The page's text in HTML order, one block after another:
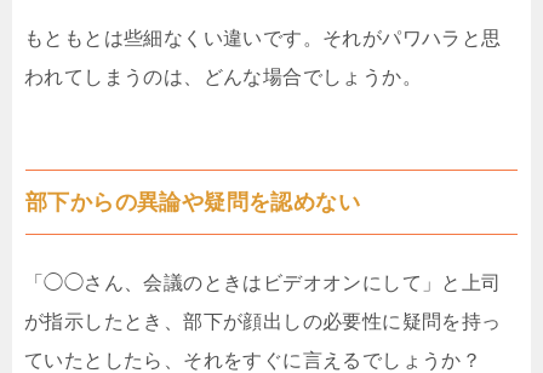
もともとは些細なくい違いです。それがパワハラと思
われてしまうのは、どんな場合でしょうか。
部下からの異論や疑問を認めない
「◯◯さん、会議のときはビデオオンにして」と上司
が指示したとき、部下が顔出しの必要性に疑問を持っ
ていたとしたら、それをすぐに言えるでしょうか？